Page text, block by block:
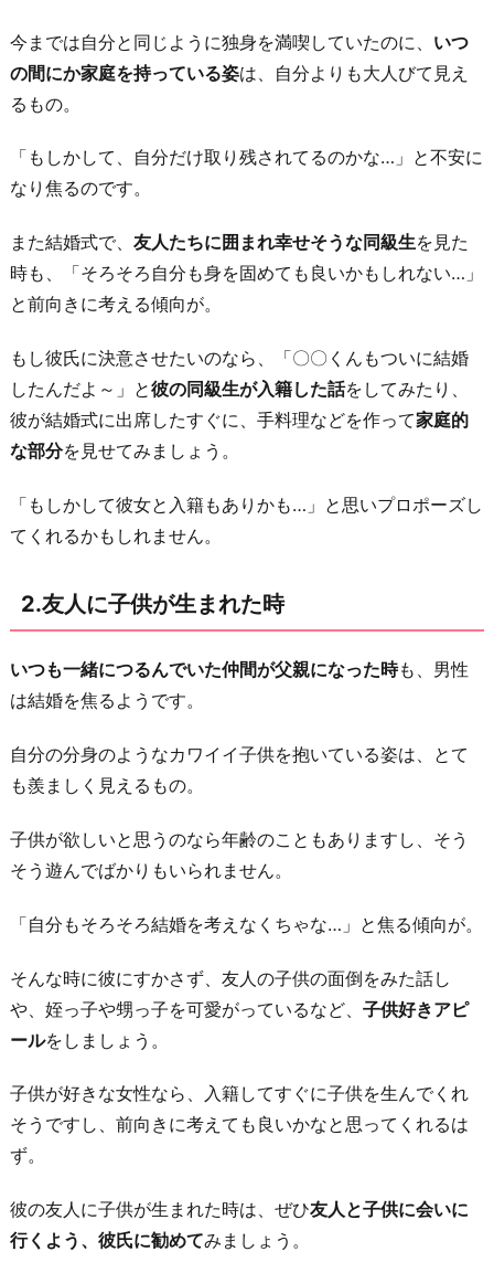
れ
た
時
3.
病
に
な
っ
時
4.
誕
生
が
き
時
仕
事
が
で
た
お
わ
り
に
今までは自分と同じように独身を満喫していたのに、 いつ
の間にか家庭を持っている姿は、自分よりも大人びて見え
るもの。
「もしかして、自分だけ取り残されてるのかな…」と不安に
なり焦るのです。
また結婚式で、 友人たちに囲まれ幸せそうな同級生を見た
時も、「そろそろ自分も身を固めても良いかもしれない…」
と前向きに考える傾向が。
もし彼氏に決意させたいのなら、「〇〇くんもついに結婚
したんだよ～」と彼の同級生が入籍した話をしてみたり、
彼が結婚式に出席したすぐに、手料理などを作って家庭的
な部分を見せてみましょう。
「もしかして彼女と入籍もありかも…」と思いプロポーズし
てくれるかもしれません。
2.友人に子供が生まれた時
いつも一緒につるんでいた仲間が父親になった時も、男性
は結婚を焦るようです。
自分の分身のようなカワイイ子供を抱いている姿は、とて
も羨ましく見えるもの。
子供が欲しいと思うのなら年齢のこともありますし、そう
そう遊んでばかりもいられません。
「自分もそろそろ結婚を考えなくちゃな…」と焦る傾向が。
そんな時に彼にすかさず、友人の子供の面倒をみた話し
や、姪っ子や甥っ子を可愛がっているなど、 子供好きアピ
ールをしましょう。
子供が好きな女性なら、入籍してすぐに子供を生んでくれ
そうですし、前向きに考えても良いかなと思ってくれるは
ず。
彼の友人に子供が生まれた時は、ぜひ友人と子供に会いに
行くよう、彼氏に勧めてみましょう。